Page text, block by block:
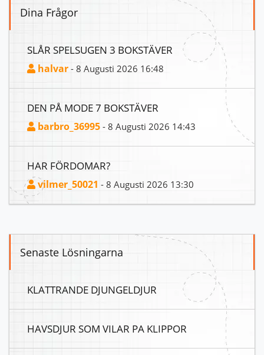
Dina Frågor
SLÅR SPELSUGEN 3 BOKSTÄVER
halvar - 8 Augusti 2026 16:48
DEN PÅ MODE 7 BOKSTÄVER
barbro_36995 - 8 Augusti 2026 14:43
HAR FÖRDOMAR?
vilmer_50021 - 8 Augusti 2026 13:30
Senaste Lösningarna
KLATTRANDE DJUNGELDJUR
HAVSDJUR SOM VILAR PA KLIPPOR